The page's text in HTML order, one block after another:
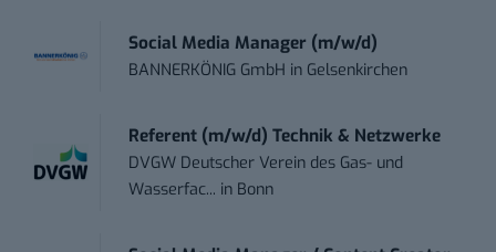
Social Media Manager (m/w/d)
BANNERKÖNIG GmbH in Gelsenkirchen
Referent (m/w/d) Technik & Netzwerke
DVGW Deutscher Verein des Gas- und
Wasserfac... in Bonn